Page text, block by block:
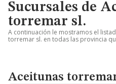
Sucursales de
torremar sl.
A continuación le mostramos el
torremar sl. en todas las provincia
Aceitunas